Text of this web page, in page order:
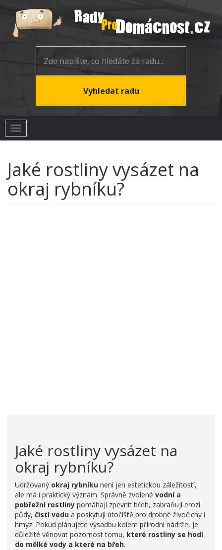
Toggle
navigation
Jaké rostliny vysázet na
okraj rybníku?
Jaké rostliny vysázet na
okraj rybníku?
Udržovaný okraj rybníku není jen estetickou záležitostí,
ale má i praktický význam. Správně zvolené vodní a
pobřežní rostliny pomáhají zpevnit břeh, zabraňují erozi
půdy, čistí vodu a poskytují útočiště pro drobné živočichy i
hmyz. Pokud plánujete výsadbu kolem přírodní nádrže, je
důležité věnovat pozornost tomu, které rostliny se hodí
do mělké vody a které na břeh.